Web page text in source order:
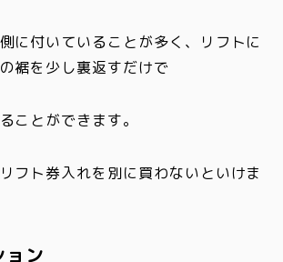
に付いていることが多く、リフトに
裾を少し裏返すだけで
ことができます。
フト券入れを別に買わないといけま
ョン